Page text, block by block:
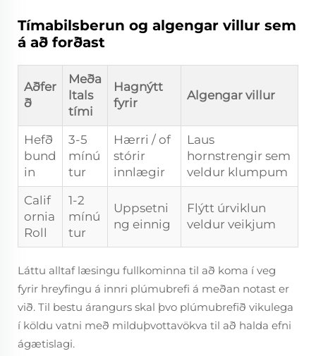
Tímabilsberun og algengar villur sem
á að forðast
Aðfer
ð
Meða
ltals
tími
Hagnýtt
fyrir
Algengar villur
Hefð
bund
in
3-5
mínú
tur
Hærri / of
stórir
innlægir
Laus
hornstrengir sem
veldur klumpum
Calif
ornia
Roll
1-2
mínú
tur
Uppsetni
ng einnig
Flýtt úrviklun
veldur veikjum
Láttu alltaf læsingu fullkominna til að koma í veg
fyrir hreyfingu á innri plúmubrefi á meðan notast er
við. Til bestu árangurs skal þvo plúmubrefið vikulega
í köldu vatni með milduþvottavökva til að halda efni
ágætislagi.